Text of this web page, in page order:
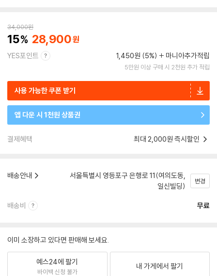
34,000원
15 28,900
YES포인트 1,450원 (5%) 마니아추가적립
5만원 이상 구매 시 2천원 추가 적립
사용 가능한 쿠폰 받기
앱 다운 시 1천원 상품권
결제혜택 최대 2,000원 즉시할인
배송안내
서울특별시 영등포구 은행로 11(여의도동,
일신빌딩)
변경
배송비 무료
이미 소장하고 있다면 판매해 보세요.
예스24에 팔기
바이백 신청 불가
내 가게에서 팔기